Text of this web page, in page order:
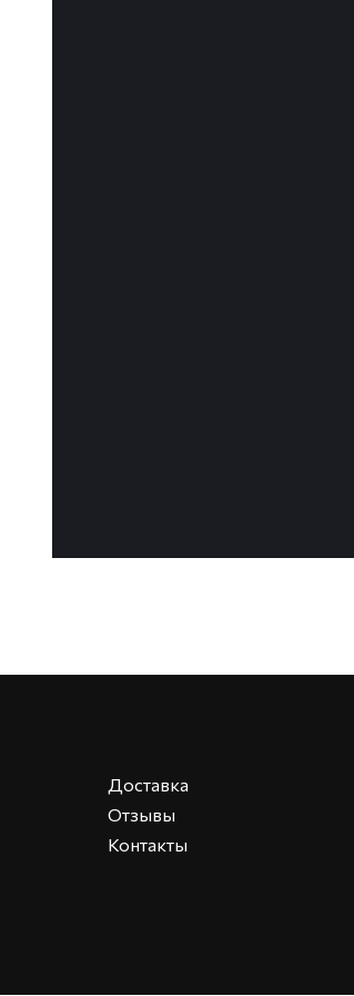
Доставка
Отзывы
Контакты